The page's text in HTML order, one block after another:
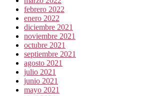
febrero 2022
enero 2022
diciembre 2021
noviembre 2021
octubre 2021
septiembre 2021
agosto 2021
julio 2021
junio 2021
mayo 2021